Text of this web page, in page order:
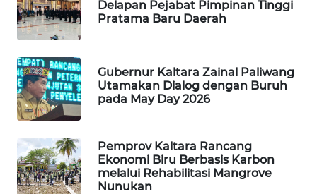
Delapan Pejabat Pimpinan Tinggi
Pratama Baru Daerah
Gubernur Kaltara Zainal Paliwang
Utamakan Dialog dengan Buruh
pada May Day 2026
Pemprov Kaltara Rancang
Ekonomi Biru Berbasis Karbon
melalui Rehabilitasi Mangrove
Nunukan
LPKKI
LKKI
KOPEKLIN
PORTAL
KONSUMEN